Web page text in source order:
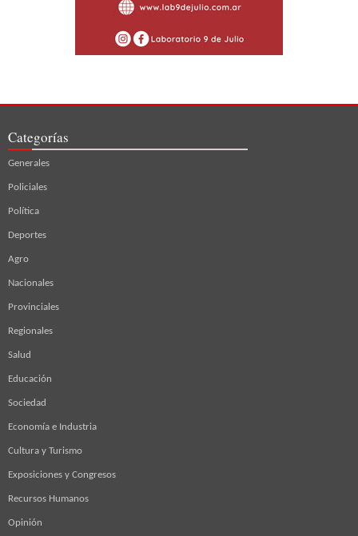
Categorías
Generales
Policiales
Política
Deportes
Agro
Nacionales
Provinciales
Regionales
Salud
Educación
Sociedad
Economía e Industria
Cultura y Turismo
Exposiciones y Congresos
Recursos Humanos
Opinión